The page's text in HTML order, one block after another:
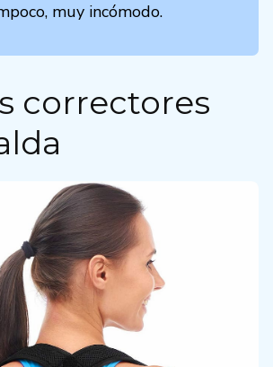
muy incómodo.
correctores